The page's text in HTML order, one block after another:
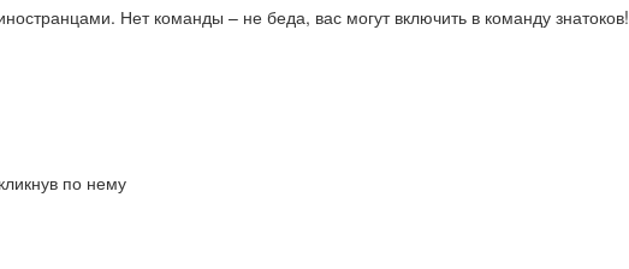
Нет команды – не беда, вас могут включить в команду знатоков!
по нему